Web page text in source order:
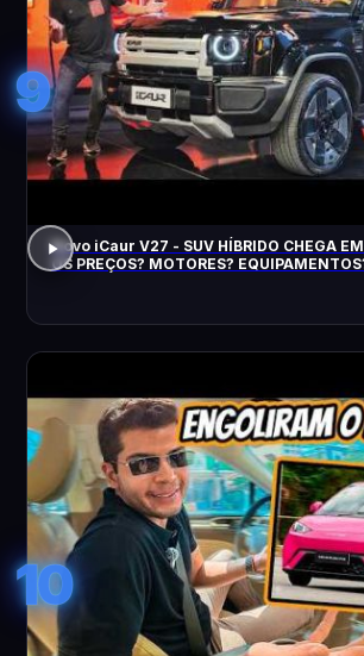
9
Novo iCaur V27 - SUV HÍBRIDO CHEGA EM
OS PREÇOS? MOTORES?
10